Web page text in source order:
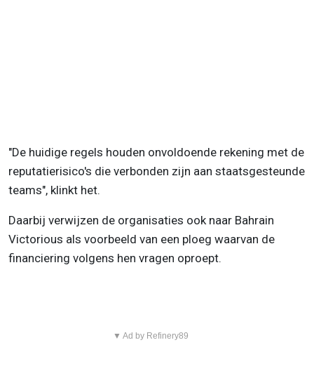
"De huidige regels houden onvoldoende rekening met de
reputatierisico's die verbonden zijn aan staatsgesteunde
teams", klinkt het.
Daarbij verwijzen de organisaties ook naar Bahrain
Victorious als voorbeeld van een ploeg waarvan de
financiering volgens hen vragen oproept.
▼ Ad by Refinery89